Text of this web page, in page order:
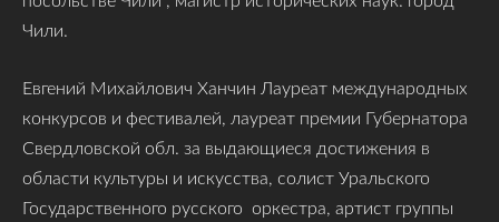
Чили.
Евгений Михайлович Ханчин Лауреат международных
конкурсов и фестивалей, лауреат премии Губернатора
Свердловской обл. за выдающиеся достижения в
области культуры и искусства, солист Уральского
Государственного русского оркестра, артист группы